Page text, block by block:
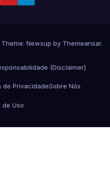
Theme: Newsup by Themeansar.
(Disclaimer)
de PrivacidadeSobre Nós
de Uso